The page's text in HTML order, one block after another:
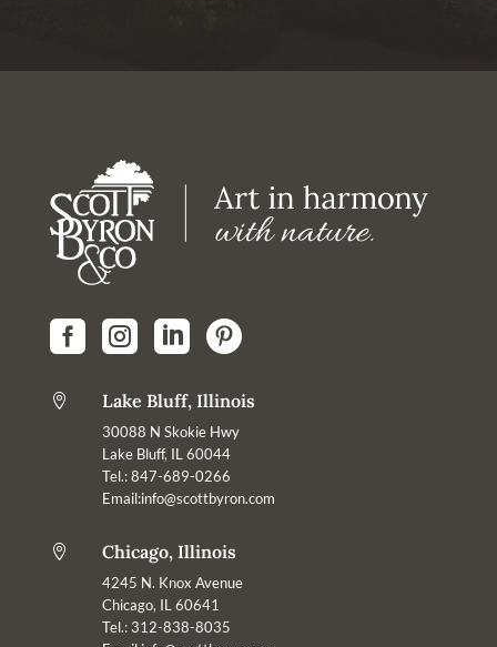
   
 Lake Bluff, Illinois
30088 N Skokie Hwy
Lake Bluff, IL 60044
Tel.: 847-689-0266
Email:info@scottbyron.com
 Chicago, Illinois
4245 N. Knox Avenue
Chicago, IL 60641
Tel.: 312-838-8035